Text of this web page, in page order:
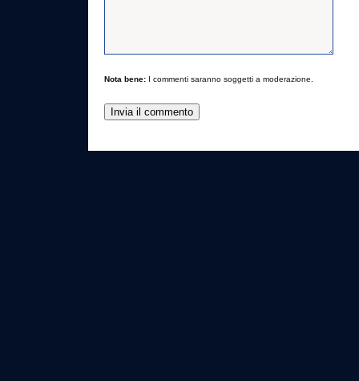
Nota bene: I commenti saranno soggetti a moderazione.